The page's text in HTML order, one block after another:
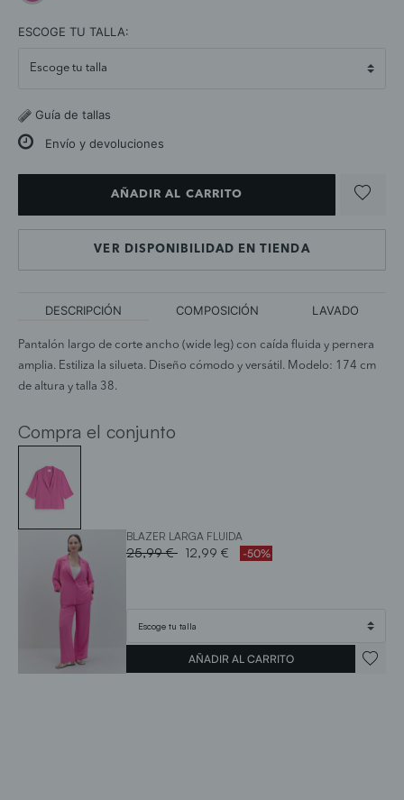
ESCOGE TU TALLA:
Guía de tallas
Envío y devoluciones
AÑADIR AL CARRITO
VER DISPONIBILIDAD EN TIENDA
DESCRIPCIÓN COMPOSICIÓN LAVADO
Pantalón largo de corte ancho (wide leg) con caída fluida y pernera
amplia. Estiliza la silueta. Diseño cómodo y versátil. Modelo: 174 cm
de altura y talla 38.
Compra el conjunto
BLAZER LARGA FLUIDA
Price reduced from
25,99 €to12,99 € -50%
AÑADIR AL CARRITO